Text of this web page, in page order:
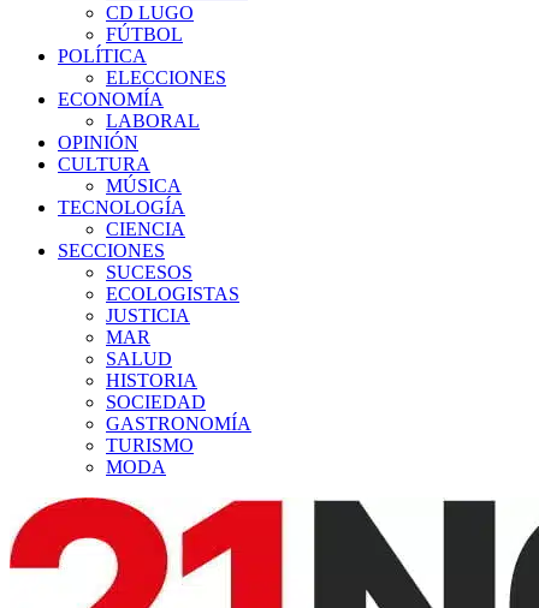
CD LUGO
FÚTBOL
POLÍTICA
ELECCIONES
ECONOMÍA
LABORAL
OPINIÓN
CULTURA
MÚSICA
TECNOLOGÍA
CIENCIA
SECCIONES
SUCESOS
ECOLOGISTAS
JUSTICIA
MAR
SALUD
HISTORIA
SOCIEDAD
GASTRONOMÍA
TURISMO
MODA